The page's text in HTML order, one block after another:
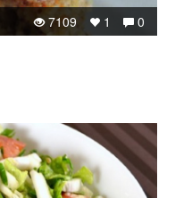
0
1
7109